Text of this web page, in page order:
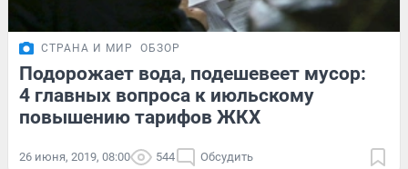
СТРАНА И МИР ОБЗОР
Подорожает вода, подешевеет мусор:
4 главных вопроса к июльскому
повышению тарифов ЖКХ
26 июня, 2019, 08:00 544 Обсудить